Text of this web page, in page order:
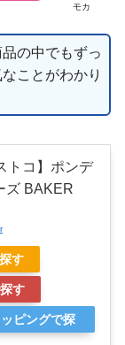
モカ
の中でもずっ
ことがわかり
トコ】ポンデ
ズ BAKER
す
す
ピングで探